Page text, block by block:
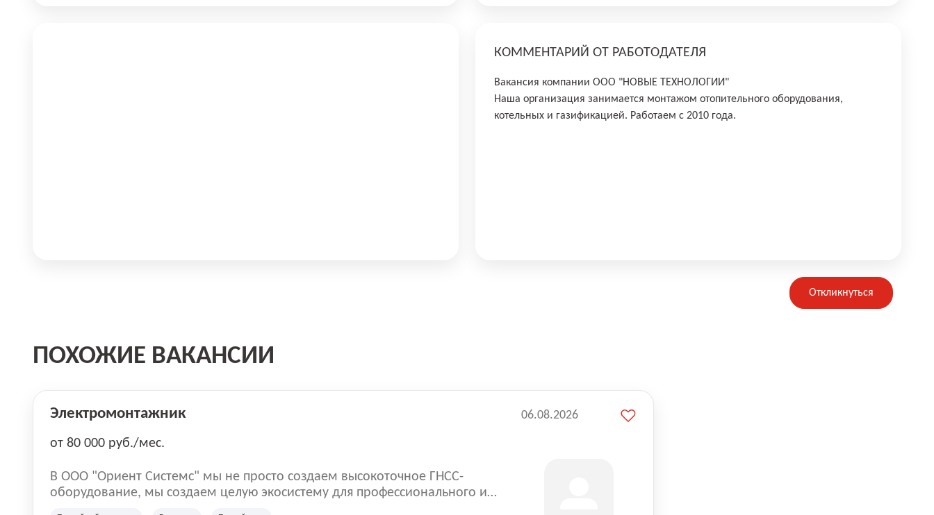
КОММЕНТАРИЙ ОТ РАБОТОДАТЕЛЯ
Вакансия компании ООО "НОВЫЕ ТЕХНОЛОГИИ"
Наша организация занимается монтажом отопительного оборудования,
котельных и газификацией. Работаем с 2010 года.
Откликнуться
ПОХОЖИЕ ВАКАНСИИ
Электромонтажник
от 80 000 руб./мес.
В ООО "Ориент Системс" мы не просто создаем высокоточное ГНСС-
оборудование, мы создаем целую экосистему для профессионального и
06.08.2026